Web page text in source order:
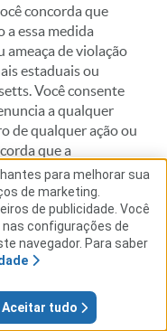
concorda que
a essa medida
ameaça de violação
estaduais ou
Você consente
a qualquer
de qualquer ação ou
que a
judicial poderá ser
ou de outra forma,
procedimento ou
E RENÚNCIA
COM
para melhorar sua
de marketing.
de publicidade. Você
configurações de
navegador. Para saber
Aceitar tudo